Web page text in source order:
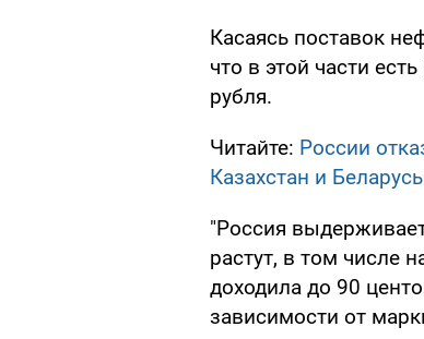
Касаясь поставок
что в этой части
рубля.
Читайте: России
Казахстан и Беларусь
"Россия
растут, в том числе
доходила до 90
зависимости от